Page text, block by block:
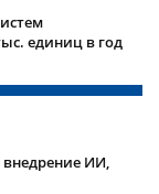
единиц в год
ИИ,